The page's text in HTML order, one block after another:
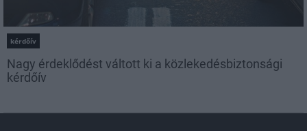
kérdőív
Nagy érdeklődést váltott ki a közlekedésbiztonsági
kérdőív